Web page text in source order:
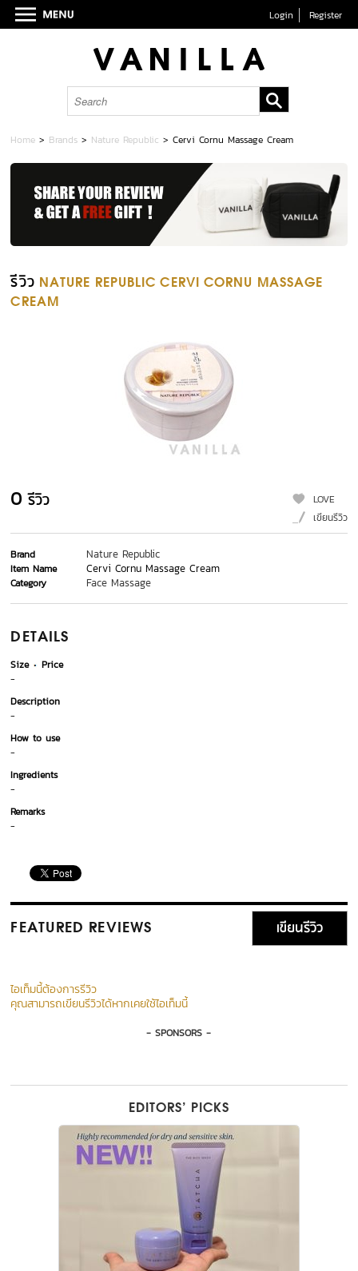
Login Register
Home > Brands > Nature Republic >Cervi Cornu Massage Cream
รีวิว NATURE REPUBLIC CERVI CORNU MASSAGE
CREAM
0 รีวิว
LOVE
เขียนรีวิว
Brand Nature Republic
Item Name Cervi Cornu Massage Cream
Category Face Massage
DETAILS
Size
Price
-
Description
-
How to use
-
Ingredients
-
Remarks
-
FEATURED REVIEWS เขียนรีวิว
ไอเท็มนี้ต้องการรีวิว
คุณสามารถเขียนรีวิวได้หากเคยใช้ไอเท็มนี้
- SPONSORS -
EDITORS’ PICKS